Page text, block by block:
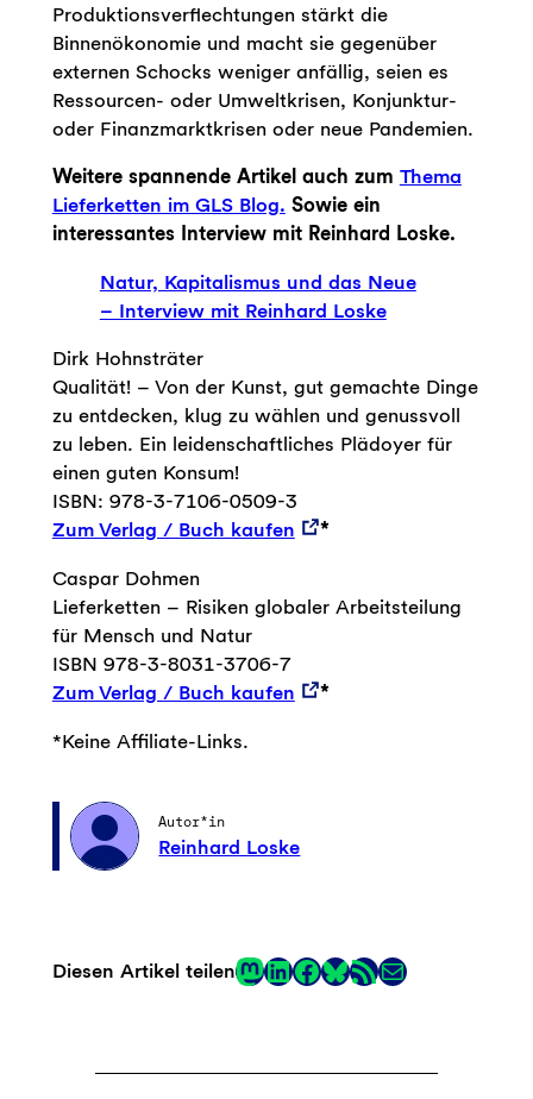
Produktionsverflechtungen stärkt die
Binnenökonomie und macht sie gegenüber
externen Schocks weniger anfällig, seien es
Ressourcen- oder Umweltkrisen, Konjunktur-
oder Finanzmarktkrisen oder neue Pandemien.
Weitere spannende Artikel auch zum Thema
Lieferketten im GLS Blog. Sowie ein
interessantes Interview mit Reinhard Loske.
Natur, Kapitalismus und das Neue
– Interview mit Reinhard Loske
Dirk Hohnsträter
Qualität! – Von der Kunst, gut gemachte Dinge
zu entdecken, klug zu wählen und genussvoll
zu leben. Ein leidenschaftliches Plädoyer für
einen guten Konsum!
ISBN: 978-3-7106-0509-3
Zum Verlag / Buch kaufen
*
Caspar Dohmen
Lieferketten – Risiken globaler Arbeitsteilung
für Mensch und Natur
ISBN 978-3-8031-3706-7
Zum Verlag / Buch kaufen
*
*Keine Affiliate-Links.
Autor*in
Reinhard Loske
Diesen Artikel teilenMastodon
LinkedIn
Facebook
LinkRSS-Feed
E-Mail